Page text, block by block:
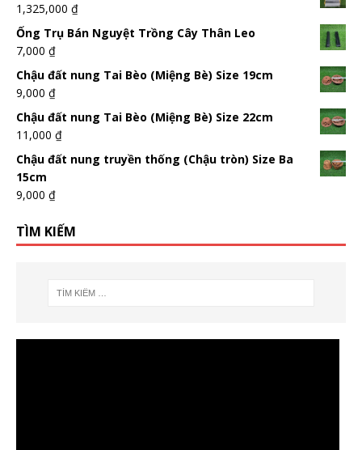
1,325,000 ₫
Ống Trụ Bán Nguyệt Trồng Cây Thân Leo
7,000 ₫
Chậu đất nung Tai Bèo (Miệng Bè) Size 19cm
9,000 ₫
Chậu đất nung Tai Bèo (Miệng Bè) Size 22cm
11,000 ₫
Chậu đất nung truyền thống (Chậu tròn) Size Ba
15cm
9,000 ₫
TÌM KIẾM